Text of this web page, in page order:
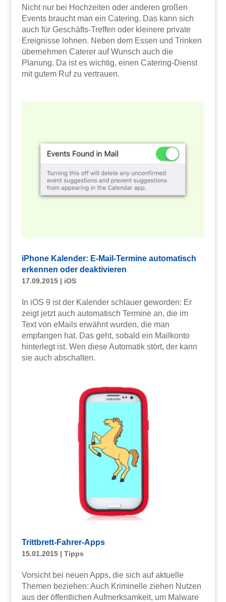
Nicht nur bei Hochzeiten oder anderen großen
Events braucht man ein Catering. Das kann sich
auch für Geschäfts-Treffen oder kleinere private
Ereignisse lohnen. Neben dem Essen und Trinken
übernehmen Caterer auf Wunsch auch die
Planung. Da ist es wichtig, einen Catering-Dienst
mit gutem Ruf zu vertrauen.
iPhone Kalender: E-Mail-Termine automatisch
erkennen oder deaktivieren
17.09.2015| iOS
In iOS 9 ist der Kalender schlauer geworden: Er
zeigt jetzt auch automatisch Termine an, die im
Text von eMails erwähnt wurden, die man
empfangen hat. Das geht, sobald ein Mailkonto
hinterlegt ist. Wen diese Automatik stört, der kann
sie auch abschalten.
Trittbrett-Fahrer-Apps
15.01.2015| Tipps
Vorsicht bei neuen Apps, die sich auf aktuelle
Themen beziehen: Auch Kriminelle ziehen Nutzen
aus der öffentlichen Aufmerksamkeit, um Malware